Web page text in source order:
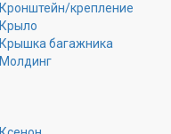
Кронштейн/крепление
Крыло
Крышка багажника
Молдинг